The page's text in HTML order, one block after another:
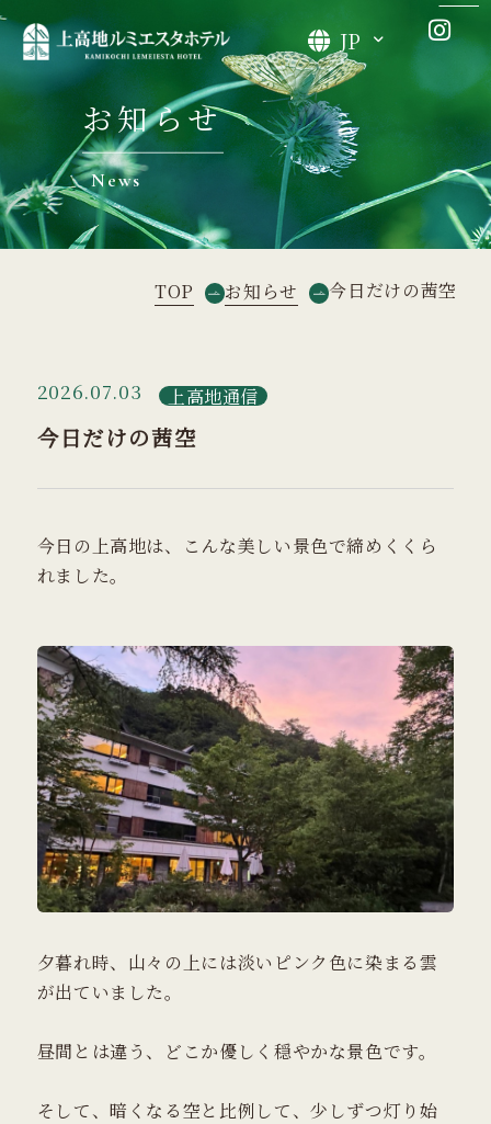
JP
お知らせ
News
TOP お知らせ 今日だけの茜空
2026.07.03 上高地通信
今日だけの茜空
今日の上高地は、こんな美しい景色で締めくくら
れました。
夕暮れ時、山々の上には淡いピンク色に染まる雲
が出ていました。
昼間とは違う、どこか優しく穏やかな景色です。
そして、暗くなる空と比例して、少しずつ灯り始